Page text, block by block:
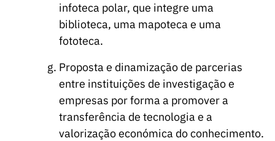
infoteca polar, que integre uma
biblioteca, uma mapoteca e uma
fototeca.
Proposta e dinamização de parcerias
entre instituições de investigação e
empresas por forma a promover a
transferência de tecnologia e a
valorização económica do conhecimento.